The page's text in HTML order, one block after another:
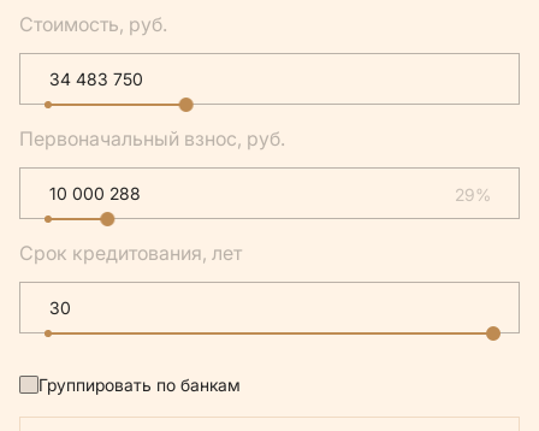
Стоимость, руб.
Первоначальный взнос, руб.
29%
Срок кредитования, лет
Группировать по банкам